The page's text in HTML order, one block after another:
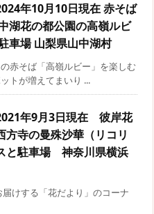
年10月10日現在 赤そば
湖花の都公園の高嶺ルビ
車場 山梨県山中湖村
赤そば「高嶺ルビー」を楽しむ
トが増えてまいり ...
年9月3日現在 彼岸花
寺の曼殊沙華（リコリ
と駐車場 神奈川県横浜
けする「花だより」のコーナ